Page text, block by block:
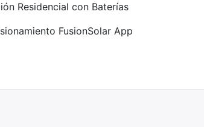
Residencial con Baterías
FusionSolar App